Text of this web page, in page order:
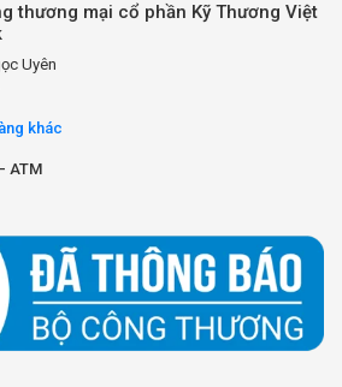
thương mại cổ phần Kỹ Thương Việt
Uyên
khác
ATM